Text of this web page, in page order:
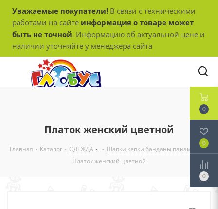
Уважаемые покупатели! В связи с техническими
работами на сайте информация о товаре может
быть не точной. Информацию об актуальной цене и
наличии уточняйте у менеджера сайта
Платок женский цветной
Главная - Каталог - ОДЕЖДА - Шапки,кепки,банданы панамы
-
Платок женский цветной
0
0
0